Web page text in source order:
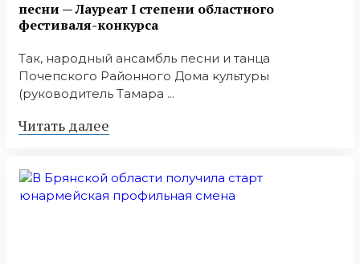
песни — Лауреат I степени областного
фестиваля-конкурса
Так, народный ансамбль песни и танца
Почепского Районного Дома культуры
(руководитель Тамара ...
Читать далее